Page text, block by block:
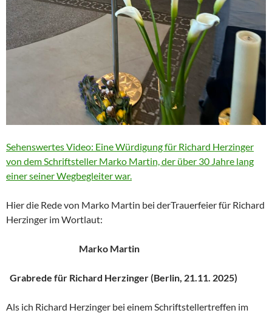
Sehenswertes Video: Eine Würdigung für Richard Herzinger
von dem Schriftsteller Marko Martin, der über 30 Jahre lang
einer seiner Wegbegleiter war.
Hier die Rede von Marko Martin bei derTrauerfeier für Richard
Herzinger im Wortlaut:
Marko Martin
Grabrede für Richard Herzinger (Berlin, 21.11. 2025)
Als ich Richard Herzinger bei einem Schriftstellertreffen im